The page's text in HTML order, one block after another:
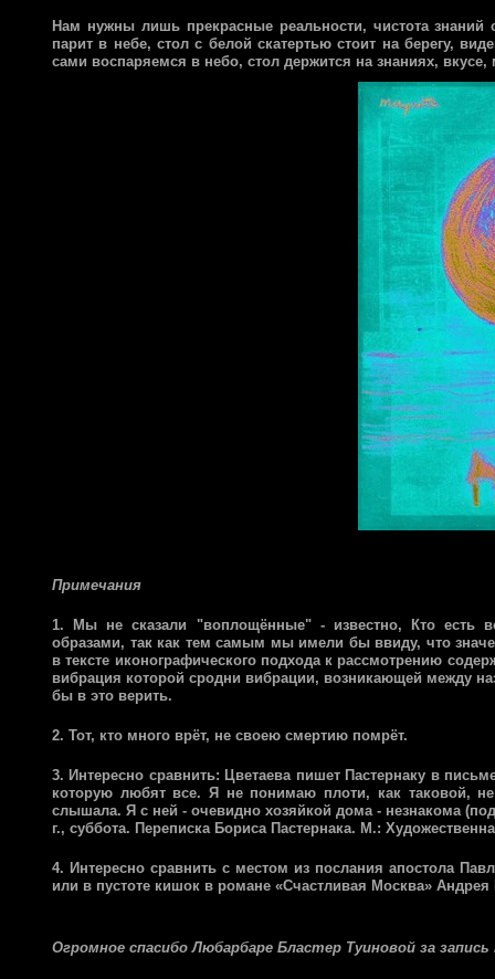
Нам нужны лишь прекрасные реальности, чистота
парит в небе, стол с белой скатертью стоит на берегу,
сами воспаряемся в небо, стол держится на знаниях,
Примечания
1. Мы не сказали "воплощённые" - известно, Кто есть
образами, так как тем самым мы имели бы ввиду, что
в тексте иконографического подхода к рассмотрению
вибрация которой сродни вибрации, возникающей между
бы в это верить.
2. Тот, кто много врёт, не своею смертию помрёт.
3. Интересно сравнить: Цветаева пишет Пастернаку в
которую любят все. Я не понимаю плоти, как таковой,
слышала. Я с ней - очевидно хозяйкой дома - незнакома
г., суббота. Переписка Бориса Пастернака. М.:
4. Интересно сравнить с местом из послания апостола
или в пустоте кишок в романе «Счастливая Москва» Андрея
Огромное спасибо Любарбаре Бластер Туиновой за